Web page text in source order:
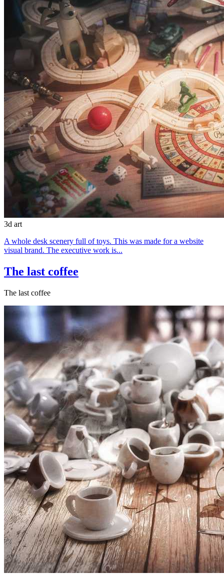
3d art
A whole desk scenery full of toys. This was made for a website
visual brand. The executive work is...
The last coffee
The last coffee